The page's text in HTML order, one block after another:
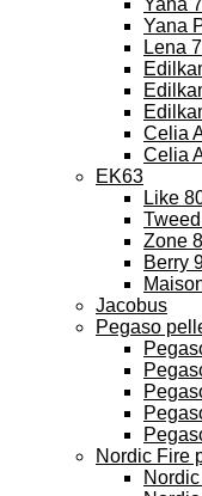
Yana
Yana
Lena
Celia
Celia
EK63
Like
Zone
Berry
Jacobus
Pegaso
Nordic Fire